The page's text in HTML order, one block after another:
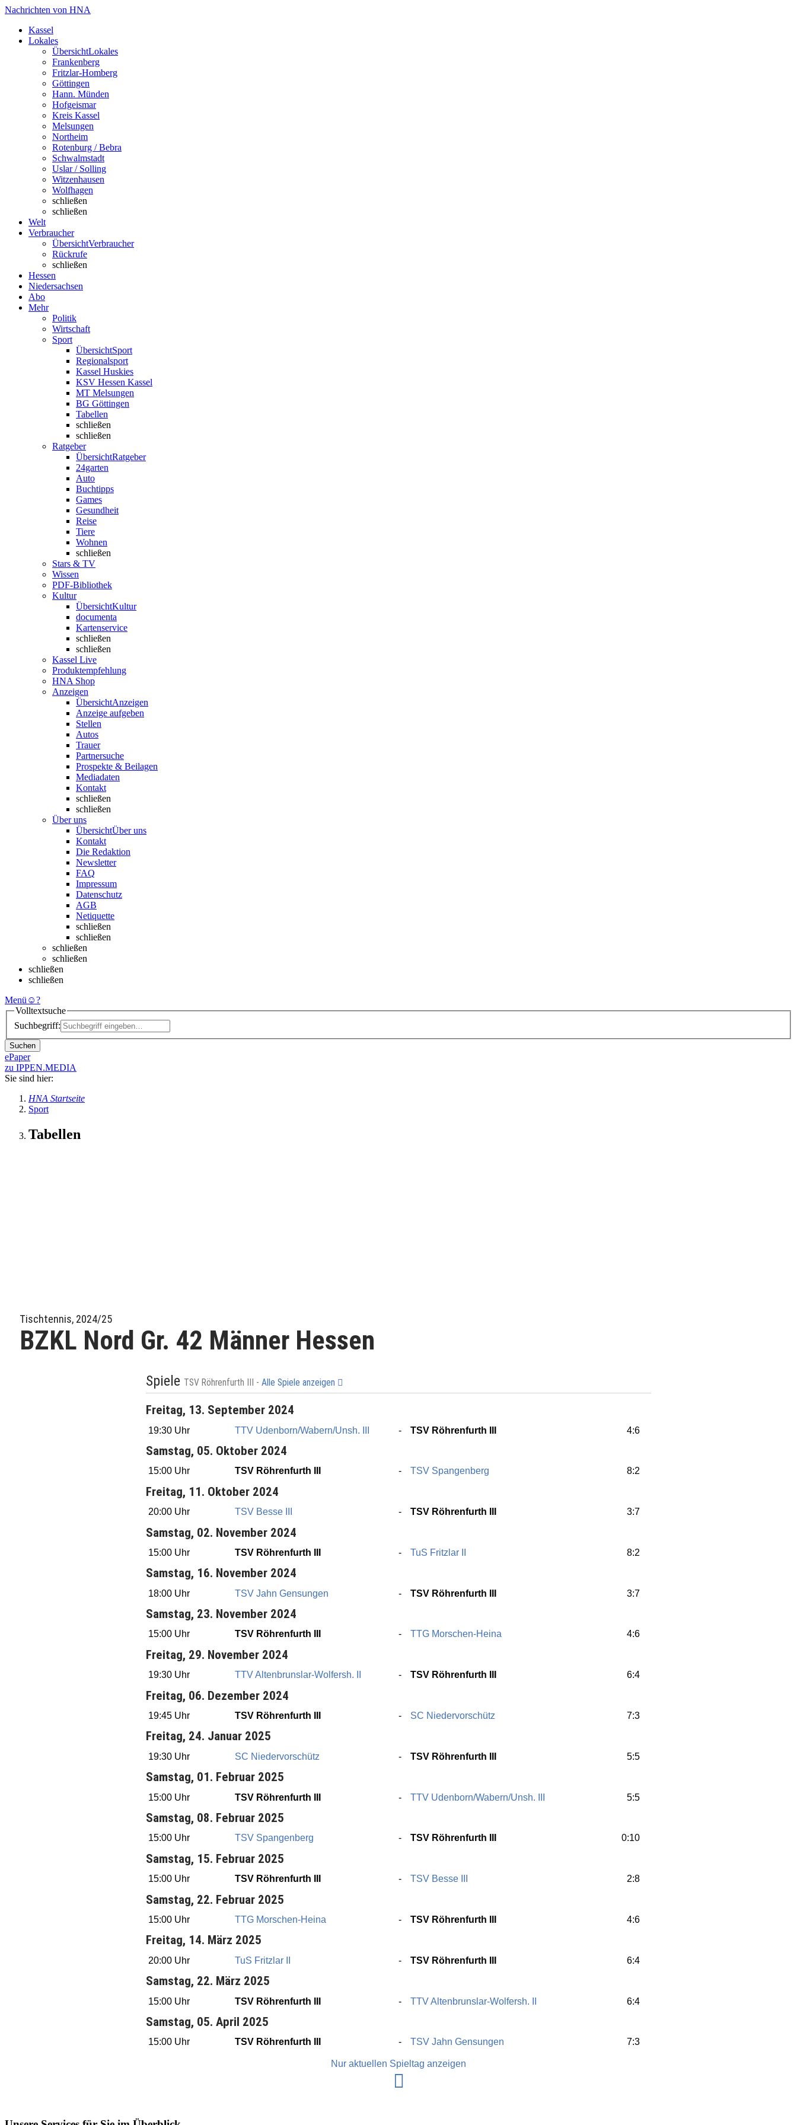
Nachrichten von HNA
Kassel
Lokales
ÜbersichtLokales
Frankenberg
Fritzlar-Homberg
Göttingen
Hann. Münden
Hofgeismar
Kreis Kassel
Melsungen
Northeim
Rotenburg / Bebra
Schwalmstadt
Uslar / Solling
Witzenhausen
Wolfhagen
schließen
schließen
Welt
Verbraucher
ÜbersichtVerbraucher
Rückrufe
schließen
Hessen
Niedersachsen
Abo
Mehr
Politik
Wirtschaft
Sport
ÜbersichtSport
Regionalsport
Kassel Huskies
KSV Hessen Kassel
MT Melsungen
BG Göttingen
Tabellen
schließen
schließen
Ratgeber
ÜbersichtRatgeber
24garten
Auto
Buchtipps
Games
Gesundheit
Reise
Tiere
Wohnen
schließen
Stars & TV
Wissen
PDF-Bibliothek
Kultur
ÜbersichtKultur
documenta
Kartenservice
schließen
schließen
Kassel Live
Produktempfehlung
HNA Shop
Anzeigen
ÜbersichtAnzeigen
Anzeige aufgeben
Stellen
Autos
Trauer
Partnersuche
Prospekte & Beilagen
Mediadaten
Kontakt
schließen
schließen
Über uns
ÜbersichtÜber uns
Kontakt
Die Redaktion
Newsletter
FAQ
Impressum
Datenschutz
AGB
Netiquette
schließen
schließen
schließen
schließen
schließen
schließen
Menü ☺?
Volltextsuche
Suchbegriff:
Suchen
ePaper
zu IPPEN.MEDIA
Sie sind hier:
HNA Startseite
Sport
Tabellen
Tischtennis, 2024/25
BZKL Nord Gr. 42 Männer Hessen
Spiele TSV Röhrenfurth III - Alle Spiele anzeigen
Freitag, 13. September 2024
19:30 Uhr TTV Udenborn/Wabern/Unsh. III TSV Röhrenfurth III 4:6
Samstag, 05. Oktober 2024
15:00 Uhr TSV Röhrenfurth III TSV Spangenberg 8:2
Freitag, 11. Oktober 2024
20:00 Uhr TSV Besse III TSV Röhrenfurth III 3:7
Samstag, 02. November 2024
15:00 Uhr TSV Röhrenfurth III TuS Fritzlar II 8:2
Samstag, 16. November 2024
18:00 Uhr TSV Jahn Gensungen TSV Röhrenfurth III 3:7
Samstag, 23. November 2024
15:00 Uhr TSV Röhrenfurth III TTG Morschen-Heina 4:6
Freitag, 29. November 2024
19:30 Uhr TTV Altenbrunslar-Wolfersh. II TSV Röhrenfurth III 6:4
Freitag, 06. Dezember 2024
19:45 Uhr TSV Röhrenfurth III SC Niedervorschütz 7:3
Freitag, 24. Januar 2025
19:30 Uhr SC Niedervorschütz TSV Röhrenfurth III 5:5
Samstag, 01. Februar 2025
15:00 Uhr TSV Röhrenfurth III TTV Udenborn/Wabern/Unsh. III 5:5
Samstag, 08. Februar 2025
15:00 Uhr TSV Spangenberg TSV Röhrenfurth III 0:10
Samstag, 15. Februar 2025
15:00 Uhr TSV Röhrenfurth III TSV Besse III 2:8
Samstag, 22. Februar 2025
15:00 Uhr TTG Morschen-Heina TSV Röhrenfurth III 4:6
Freitag, 14. März 2025
20:00 Uhr TuS Fritzlar II TSV Röhrenfurth III 6:4
Samstag, 22. März 2025
15:00 Uhr TSV Röhrenfurth III TTV Altenbrunslar-Wolfersh. II 6:4
Samstag, 05. April 2025
15:00 Uhr TSV Röhrenfurth III TSV Jahn Gensungen 7:3
Nur aktuellen Spieltag anzeigen